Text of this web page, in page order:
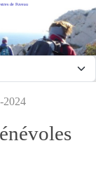
de Fuveau
2024